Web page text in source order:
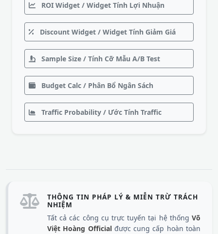
ROI Widget / Widget Tính Lợi Nhuận
Discount Widget / Widget Tính Giảm Giá
Sample Size / Tính Cỡ Mẫu A/B Test
Budget Calc / Phân Bổ Ngân Sách
Traffic Probability / Ước Tính Traffic
THÔNG TIN PHÁP LÝ & MIỄN TRỪ TRÁCH
NHIỆM
Tất cả các công cụ trực tuyến tại hệ thống Võ
Việt Hoàng Officialđược cung cấp hoàn toàn